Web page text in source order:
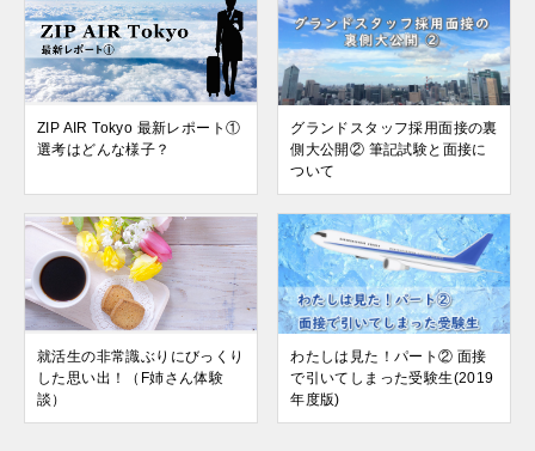
ZIP AIR Tokyo 最新レポート①
選考はどんな様子？
グランドスタッフ採用面接の裏
側大公開② 筆記試験と面接に
ついて
就活生の非常識ぶりにびっくり
した思い出！（F姉さん体験
談）
わたしは見た！パート② 面接
で引いてしまった受験生(2019
年度版)